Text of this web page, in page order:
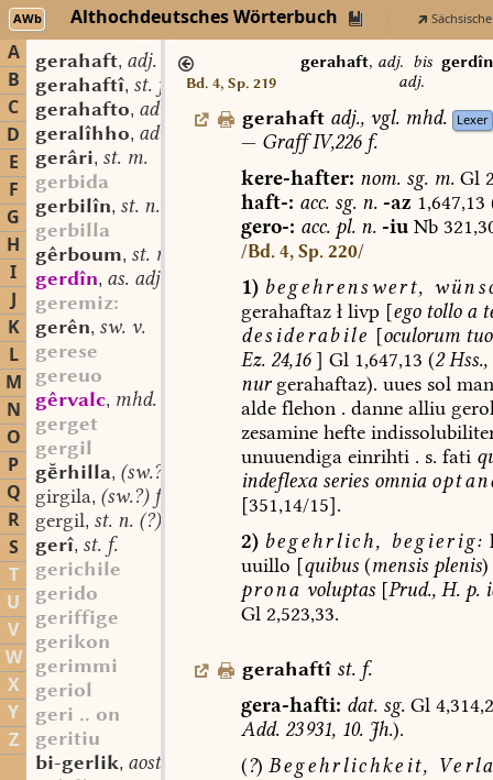
AWb Althochdeutsches Wörterbuch
A
B
C
D
E
F
G
H
I
J
K
L
M
N
O
P
Q
R
S
T
U
V
W
X
Y
Z
gerahaft, adj.
gerahaftî, st. f.
gerahafto, adv.
geralîhho, adv.
gerâri, st. m.
gerbida
gerbilîn, st. n.
gerbilla
gêrboum, st. m.
gerdîn, as. adj.
geremiz:
gerên, sw. v.
gerese
gereuo
gêrvalc, mhd. st. m.
gerget
gergil
grhilla, (sw.?) f.
girgila, (sw.?) f.
gergil, st. n. (?)
gerî, st. f.
gerichile
gerido
geriffige
gerikon
gerimmi
geriol
geri .. on
geritiu
bi-gerlik, aostndfrk. adj.
Bd. 4, Sp. 219
gerahaft, adj. bis gerdîn
adj.
gerahaft adj., vgl. mhd. Lexer
— GraffIV,226f.
kere-hafter: nom.sg.m.Gl
haft-: acc.sg.n. -az 1,647,13
gero-: acc.pl.n. -iuNb
/Bd. 4, Sp. 220/
1) begehrenswert,
gerahaftaz łlivp[egotolloa
desiderabile [oculorum
Ez.24,16] Gl1,647,13 (2Hss.,
nurgerahaftaz). uuessolman
alde flehon. dannealliu
zesaminehefte
unuuendigaeinrihti. s. fati
indeflexaseriesomnia
[351,14/15].
2) begehrlich, begierig:
uuillo [quibus (mensisplenis)
prona voluptas [Prud., H. p.
Gl2,523,33.
gerahaftî st. f.
gera-hafti: dat.sg.Gl
Add. 23 931,10.Jh.).
(?) Begehrlichkeit,